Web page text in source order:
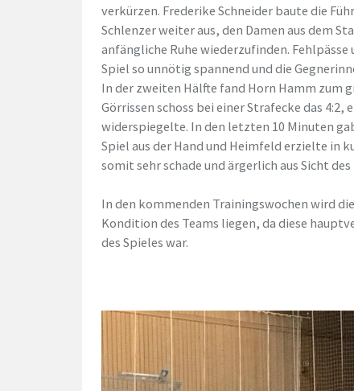
verkürzen. Frederike Schneider baute die
Schlenzer weiter aus, den Damen aus dem
anfängliche Ruhe wiederzufinden.
Spiel so unnötig spannend und die
In der zweiten Hälfte fand Horn Hamm zum
Görrissen schoss bei einer Strafecke das
widerspiegelte. In den letzten 10 Minuten
Spiel aus der Hand und Heimfeld erzielte in
somit sehr schade und ärgerlich aus Sicht des
In den kommenden Trainingswochen wird
Kondition des Teams liegen, da diese
des Spieles war.